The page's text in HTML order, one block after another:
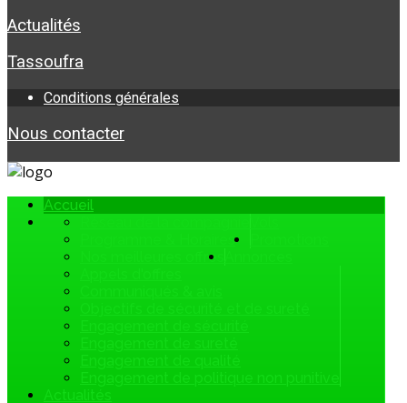
Actualités
Tassoufra
Conditions générales
Nous contacter
Accueil
Programme & Horaires
Nos meilleures offres